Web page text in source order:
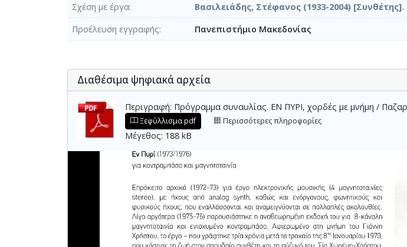
Σχέση με έργα
Βασιλειάδης, Στέφανος (1933-2004)
Προέλευση εγγραφής
Πανεπιστήμιο Μακεδονίας
Διαθέσιμα ψηφιακά αρχεία
Περιγραφή: Πρόγραμμα συναυλίας. ΕΝ ΠΥΡΙ, χορδές με μνήμη /
Ξεφύλλισμα pdf Περισσότερες πληροφορίες
Μέγεθος: 188 kB